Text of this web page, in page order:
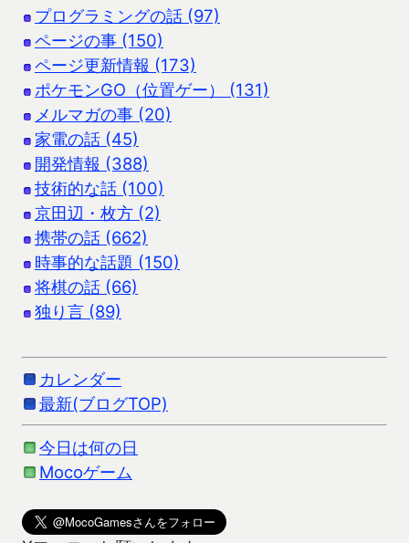
プログラミングの話 (97)
ページの事 (150)
ページ更新情報 (173)
ポケモンGO（位置ゲー） (131)
メルマガの事 (20)
家電の話 (45)
開発情報 (388)
技術的な話 (100)
京田辺・枚方 (2)
携帯の話 (662)
時事的な話題 (150)
将棋の話 (66)
独り言 (89)
カレンダー
最新(ブログTOP)
今日は何の日
Mocoゲーム